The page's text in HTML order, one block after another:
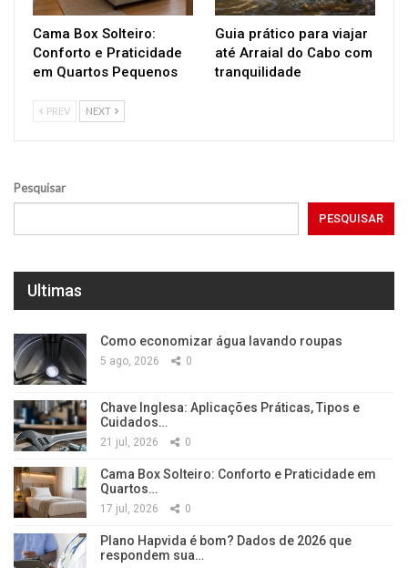
Cama Box Solteiro:
Conforto e Praticidade
em Quartos Pequenos
Guia prático para viajar
até Arraial do Cabo com
tranquilidade
PREV NEXT
Pesquisar
PESQUISAR
Ultimas
Como economizar água lavando roupas
5 ago, 2026 0
Chave Inglesa: Aplicações Práticas, Tipos e
Cuidados…
21 jul, 2026 0
Cama Box Solteiro: Conforto e Praticidade em
Quartos…
17 jul, 2026 0
Plano Hapvida é bom? Dados de 2026 que
respondem sua…